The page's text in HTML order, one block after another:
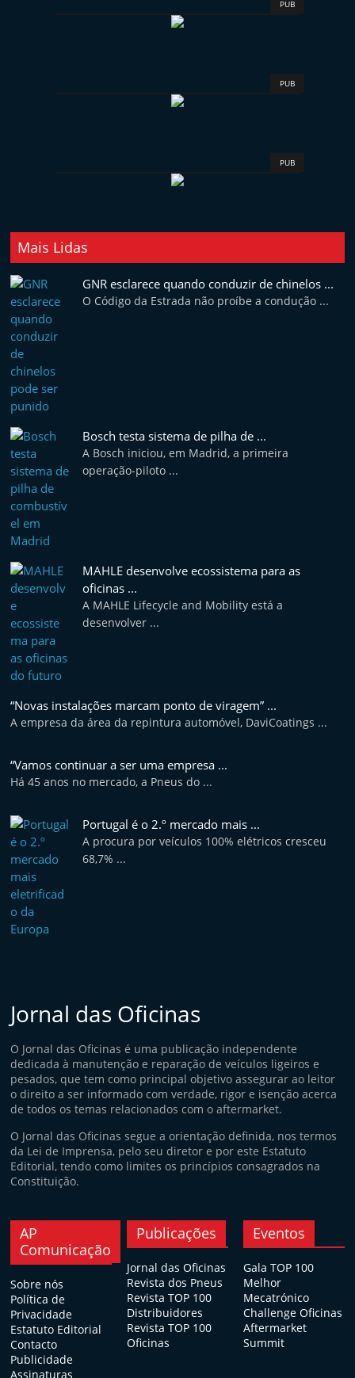
PUB
PUB
PUB
Mais Lidas
GNR esclarece quando conduzir de chinelos ...
O Código da Estrada não proíbe a condução ...
Bosch testa sistema de pilha de ...
A Bosch iniciou, em Madrid, a primeira
operação-piloto ...
MAHLE desenvolve ecossistema para as
oficinas ...
A MAHLE Lifecycle and Mobility está a
desenvolver ...
“Novas instalações marcam ponto de viragem” ...
A empresa da área da repintura automóvel, DaviCoatings ...
“Vamos continuar a ser uma empresa ...
Há 45 anos no mercado, a Pneus do ...
Portugal é o 2.º mercado mais ...
A procura por veículos 100% elétricos cresceu
68,7% ...
Jornal das Oficinas
O Jornal das Oficinas é uma publicação independente
dedicada à manutenção e reparação de veículos ligeiros e
pesados, que tem como principal objetivo assegurar ao leitor
o direito a ser informado com verdade, rigor e isenção acerca
de todos os temas relacionados com o aftermarket.
O Jornal das Oficinas segue a orientação definida, nos termos
da Lei de Imprensa, pelo seu diretor e por este Estatuto
Editorial, tendo como limites os princípios consagrados na
Constituição.
AP
Comunicação
Sobre nós
Política de
Privacidade
Estatuto Editorial
Contacto
Publicidade
Assinaturas
Publicações
Jornal das Oficinas
Revista dos Pneus
Revista TOP 100
Distribuidores
Revista TOP 100
Oficinas
Eventos
Gala TOP 100
Melhor
Mecatrónico
Challenge Oficinas
Aftermarket
Summit